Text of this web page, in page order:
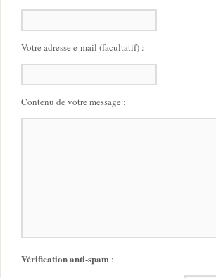
Votre adresse e-mail (facultatif) :
Contenu de votre message :
Vérification anti-spam :